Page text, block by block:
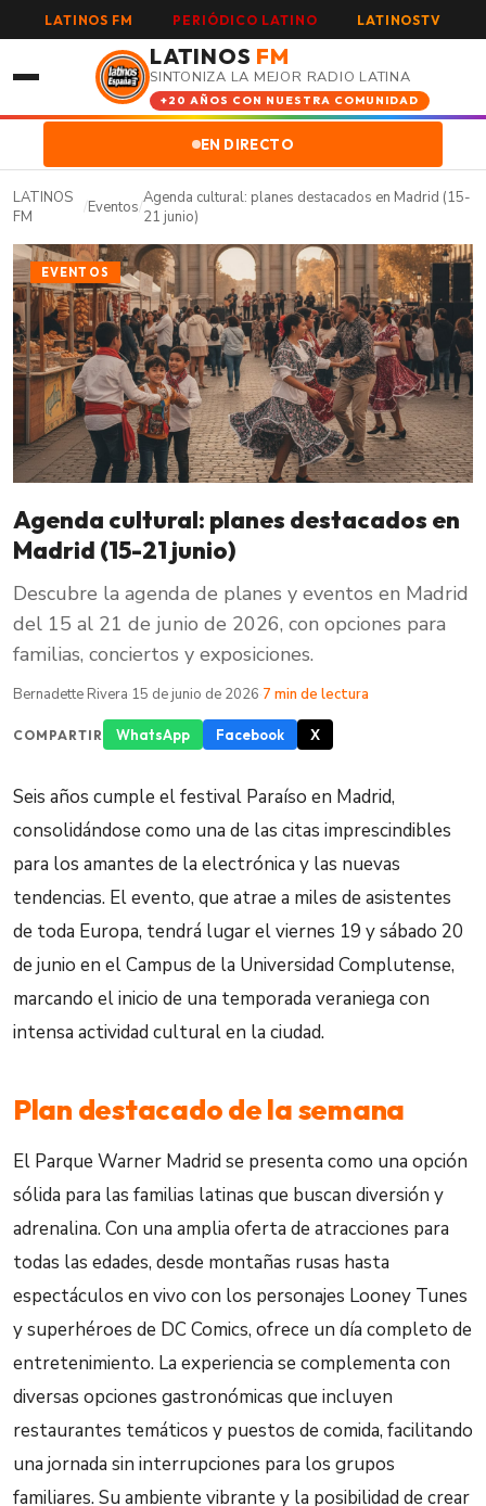
LATINOS FM PERIÓDICO LATINO LATINOSTV
LATINOS FM
SINTONIZA LA MEJOR RADIO LATINA
+20 AÑOS CON NUESTRA COMUNIDAD
EN DIRECTO
LATINOS
FM
/Eventos/Agenda cultural: planes destacados en Madrid (15-
21 junio)
EVENTOS
Agenda cultural: planes destacados en
Madrid (15-21 junio)
Descubre la agenda de planes y eventos en Madrid
del 15 al 21 de junio de 2026, con opciones para
familias, conciertos y exposiciones.
Bernadette Rivera·15 de junio de 2026·7 min de lectura
COMPARTIR WhatsApp Facebook X
Seis años cumple el festival Paraíso en Madrid,
consolidándose como una de las citas imprescindibles
para los amantes de la electrónica y las nuevas
tendencias. El evento, que atrae a miles de asistentes
de toda Europa, tendrá lugar el viernes 19 y sábado 20
de junio en el Campus de la Universidad Complutense,
marcando el inicio de una temporada veraniega con
intensa actividad cultural en la ciudad.
Plan destacado de la semana
El Parque Warner Madrid se presenta como una opción
sólida para las familias latinas que buscan diversión y
adrenalina. Con una amplia oferta de atracciones para
todas las edades, desde montañas rusas hasta
espectáculos en vivo con los personajes Looney Tunes
y superhéroes de DC Comics, ofrece un día completo de
entretenimiento. La experiencia se complementa con
diversas opciones gastronómicas que incluyen
restaurantes temáticos y puestos de comida, facilitando
una jornada sin interrupciones para los grupos
familiares. Su ambiente vibrante y la posibilidad de crear